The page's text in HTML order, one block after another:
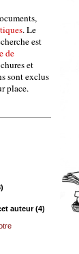
. Le
est
de
et
sont exclus
place.
auteur (4)